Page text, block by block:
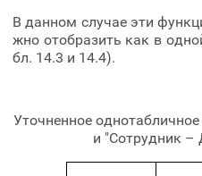
В данном случае эти
жно отобразить как в
бл. 14.3 и 14.4).
Уточненное
и "Сотрудник –